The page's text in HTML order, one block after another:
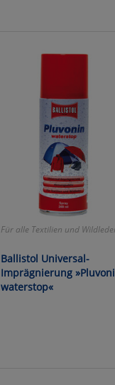
Für alle Textilien und
Ballistol Universal-
Imprägnierung
waterstop«